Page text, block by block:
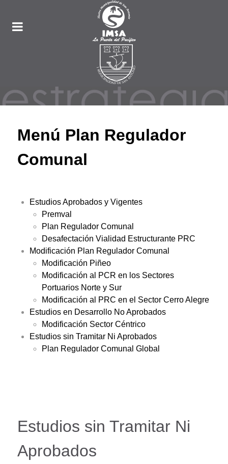
Menú Plan Regulador
Comunal
Estudios Aprobados y Vigentes
Premval
Plan Regulador Comunal
Desafectación Vialidad Estructurante PRC
Modificación Plan Regulador Comunal
Modificación Piñeo
Modificación al PCR en los Sectores
Portuarios Norte y Sur
Modificación al PRC en el Sector Cerro Alegre
Estudios en Desarrollo No Aprobados
Modificación Sector Céntrico
Estudios sin Tramitar Ni Aprobados
Plan Regulador Comunal Global
Estudios sin Tramitar Ni
Aprobados